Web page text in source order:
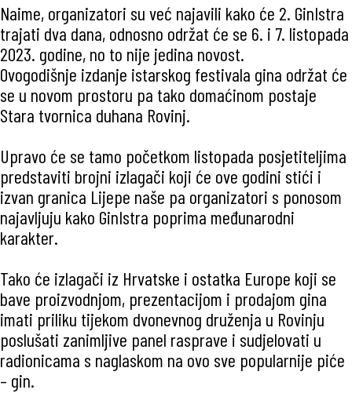
Naime, organizatori su već najavili kako će 2. GinIstra
trajati dva dana, odnosno održat će se 6. i 7. listopada
2023. godine, no to nije jedina novost.
Ovogodišnje izdanje istarskog festivala gina održat će
se u novom prostoru pa tako domaćinom postaje
Stara tvornica duhana Rovinj.
Upravo će se tamo početkom listopada posjetiteljima
predstaviti brojni izlagači koji će ove godini stići i
izvan granica Lijepe naše pa organizatori s ponosom
najavljuju kako GinIstra poprima međunarodni
karakter.
Tako će izlagači iz Hrvatske i ostatka Europe koji se
bave proizvodnjom, prezentacijom i prodajom gina
imati priliku tijekom dvonevnog druženja u Rovinju
poslušati zanimljive panel rasprave i sudjelovati u
radionicama s naglaskom na ovo sve popularnije piće
– gin.